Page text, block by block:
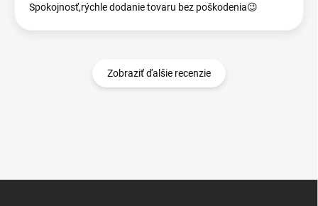
Spokojnosť,rýchle dodanie tovaru bez poškodenia😉
Zobraziť ďalšie recenzie